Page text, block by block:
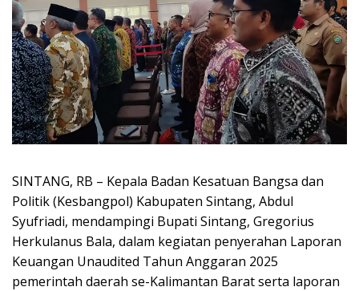
SINTANG, RB – Kepala Badan Kesatuan Bangsa dan
Politik (Kesbangpol) Kabupaten Sintang, Abdul
Syufriadi, mendampingi Bupati Sintang, Gregorius
Herkulanus Bala, dalam kegiatan penyerahan Laporan
Keuangan Unaudited Tahun Anggaran 2025
pemerintah daerah se-Kalimantan Barat serta laporan